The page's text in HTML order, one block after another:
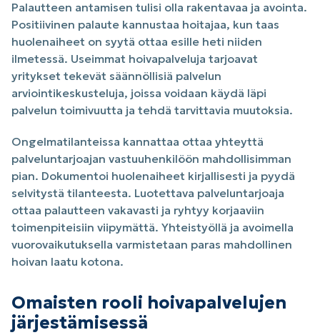
Palautteen antamisen tulisi olla rakentavaa ja avointa.
Positiivinen palaute kannustaa hoitajaa, kun taas
huolenaiheet on syytä ottaa esille heti niiden
ilmetessä. Useimmat hoivapalveluja tarjoavat
yritykset tekevät säännöllisiä palvelun
arviointikeskusteluja, joissa voidaan käydä läpi
palvelun toimivuutta ja tehdä tarvittavia muutoksia.
Ongelmatilanteissa kannattaa ottaa yhteyttä
palveluntarjoajan vastuuhenkilöön mahdollisimman
pian. Dokumentoi huolenaiheet kirjallisesti ja pyydä
selvitystä tilanteesta. Luotettava palveluntarjoaja
ottaa palautteen vakavasti ja ryhtyy korjaaviin
toimenpiteisiin viipymättä. Yhteistyöllä ja avoimella
vuorovaikutuksella varmistetaan paras mahdollinen
hoivan laatu kotona.
Omaisten rooli hoivapalvelujen
järjestämisessä